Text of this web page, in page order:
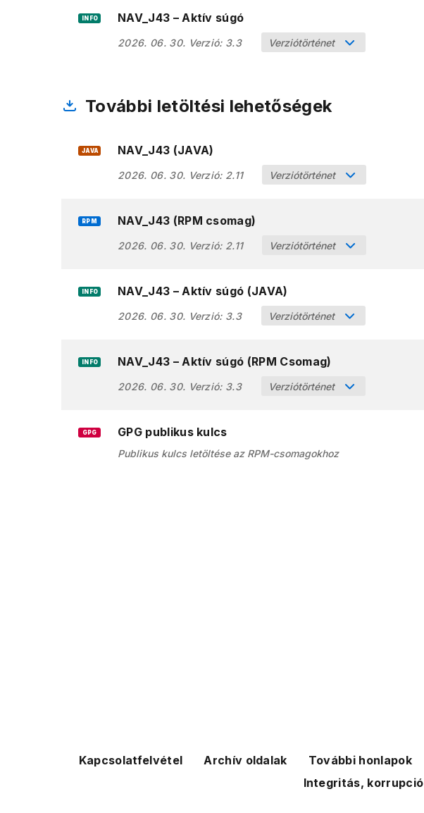
INFO NAV_J43 – Aktív súgó
2026. 06. 30. Verzió: 3.3 Verziótörténet
További letöltési lehetőségek
JAVA NAV_J43 (JAVA)
2026. 06. 30. Verzió: 2.11 Verziótörténet
RPM NAV_J43 (RPM csomag)
2026. 06. 30. Verzió: 2.11 Verziótörténet
INFO NAV_J43 – Aktív súgó (JAVA)
2026. 06. 30. Verzió: 3.3 Verziótörténet
INFO NAV_J43 – Aktív súgó (RPM Csomag)
2026. 06. 30. Verzió: 3.3 Verziótörténet
GPG GPG publikus kulcs
Publikus kulcs letöltése az RPM-csomagokhoz
Kapcsolatfelvétel Archív oldalak További honlapok
Integritás, korrupció